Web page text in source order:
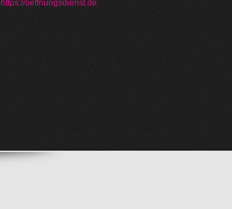
https://oeffnungsdienst.de